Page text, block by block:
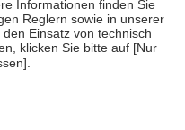
um echte Bewertungen